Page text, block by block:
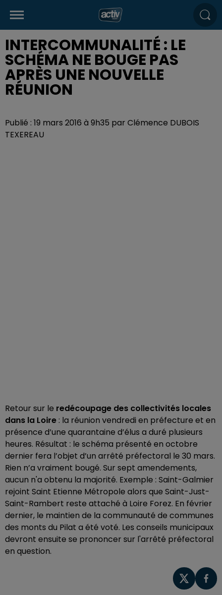
INTERCOMMUNALITÉ : LE
SCHÉMA NE BOUGE PAS
APRÈS UNE NOUVELLE
RÉUNION
Publié : 19 mars 2016 à 9h35 par Clémence DUBOIS
TEXEREAU
Retour sur le redécoupage des collectivités locales
dans la Loire : la réunion vendredi en préfecture et en
présence d’une quarantaine d’élus a duré plusieurs
heures. Résultat : le schéma présenté en octobre
dernier fera l’objet d’un arrêté préfectoral le 30 mars.
Rien n’a vraiment bougé. Sur sept amendements,
aucun n'a obtenu la majorité. Exemple : Saint-Galmier
rejoint Saint Etienne Métropole alors que Saint-Just-
Saint-Rambert reste attaché à Loire Forez. En février
dernier, le maintien de la communauté de communes
des monts du Pilat a été voté. Les conseils municipaux
devront ensuite se prononcer sur l'arrêté préfectoral
en question.